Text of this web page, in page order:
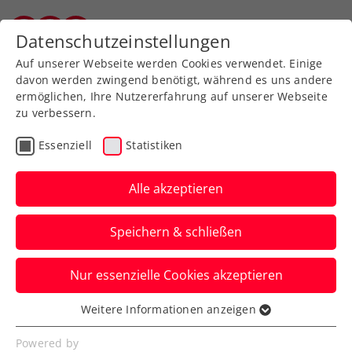
Zurück zur Newsübersicht
Rollstuhltennis
Aichhorn verhindert
finale Neuauflage bei
win2day ÖTV-
Staatsmeisterschaften
Nun wartet Titelverteidiger Lukas
Datenschutzeinstellungen
Auf unserer Webseite werden Cookies verwendet. Einige
davon werden zwingend benötigt, während es uns andere
ermöglichen, Ihre Nutzererfahrung auf unserer Webseite
zu verbessern.
Essenziell Statistiken
Alle akzeptieren
Speichern & schließen
Nur essenzielle Cookies akzeptieren
Essenziell
Essenzielle Cookies werden für grundlegende
Weitere Informationen anzeigen
Powered by